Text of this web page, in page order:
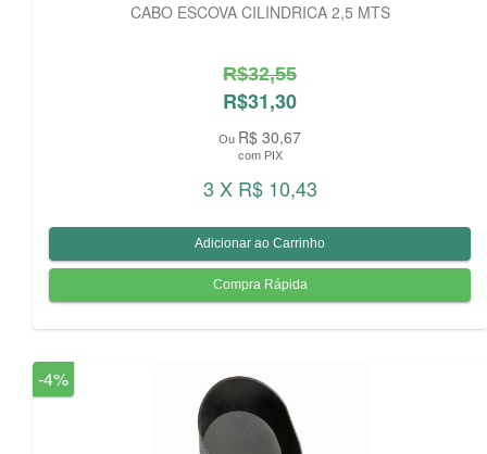
CABO ESCOVA CILINDRICA 2,5 MTS
R$32,55
R$31,30
Ou R$ 30,67
com PIX
3 X R$ 10,43
-4%